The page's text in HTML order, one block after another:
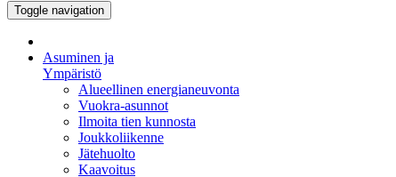
Toggle navigation
Asuminen ja
Ympäristö
Alueellinen energianeuvonta
Vuokra-asunnot
Ilmoita tien kunnosta
Joukkoliikenne
Jätehuolto
Kaavoitus